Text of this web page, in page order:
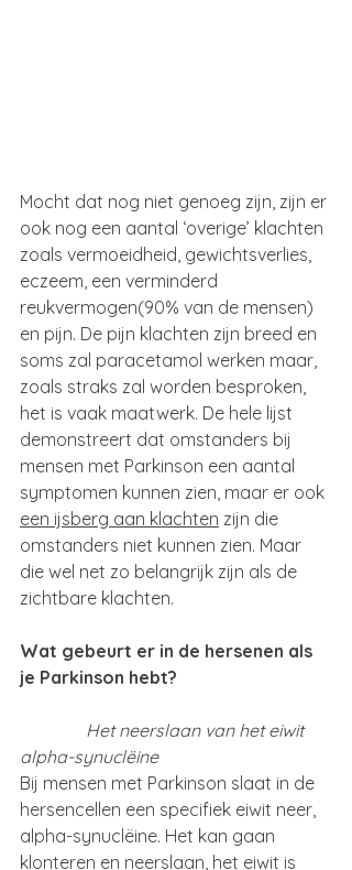
Mocht dat nog niet genoeg zijn, zijn er
ook nog een aantal ‘overige’ klachten
zoals vermoeidheid, gewichtsverlies,
eczeem, een verminderd
reukvermogen(90% van de mensen)
en pijn. De pijn klachten zijn breed en
soms zal paracetamol werken maar,
zoals straks zal worden besproken,
het is vaak maatwerk. De hele lijst
demonstreert dat omstanders bij
mensen met Parkinson een aantal
symptomen kunnen zien, maar er ook
een ijsberg aan klachten zijn die
omstanders niet kunnen zien. Maar
die wel net zo belangrijk zijn als de
zichtbare klachten.
Wat gebeurt er in de hersenen als
je Parkinson hebt?
Het neerslaan van het eiwit
alpha-synuclëine
Bij mensen met Parkinson slaat in de
hersencellen een specifiek eiwit neer,
alpha-synuclëine. Het kan gaan
klonteren en neerslaan, het eiwit is